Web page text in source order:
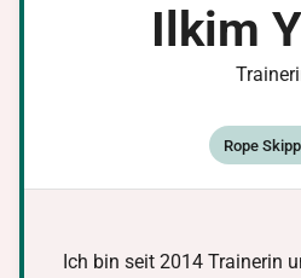
Ilkim
Rope
Ich bin seit 2014 Trainerin